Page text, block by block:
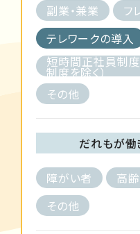
副業・兼業
フ
テレワークの導入
短時間正社員制
制度を除く）
その他
だれもが働
障がい者 高
その他